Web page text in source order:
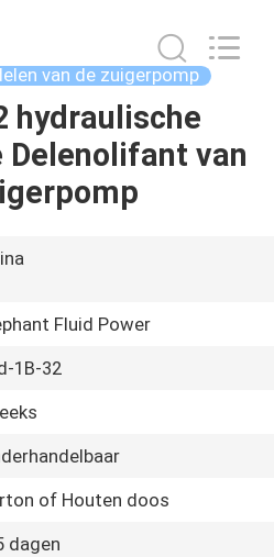
van de zuigerpomp
hydraulische
Delenolifant van
Fluid Power
1B-32
of Houten doos
dagen